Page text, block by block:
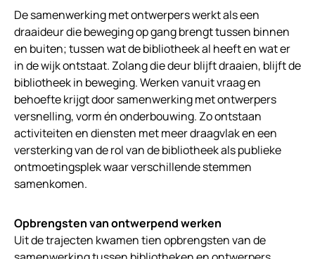
De samenwerking met ontwerpers werkt als een
draaideur die beweging op gang brengt tussen binnen
en buiten; tussen wat de bibliotheek al heeft en wat er
in de wijk ontstaat. Zolang die deur blijft draaien, blijft de
bibliotheek in beweging. Werken vanuit vraag en
behoefte krijgt door samenwerking met ontwerpers
versnelling, vorm én onderbouwing. Zo ontstaan
activiteiten en diensten met meer draagvlak en een
versterking van de rol van de bibliotheek als publieke
ontmoetingsplek waar verschillende stemmen
samenkomen.
Opbrengsten van ontwerpend werken
Uit de trajecten kwamen tien opbrengsten van de